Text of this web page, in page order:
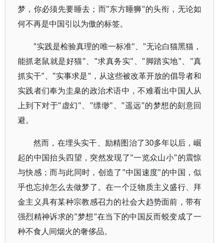
梦，你必须先要睡去；而"东方睡狮"的头衔，无论如
何不再是中国引以为傲的标签。
"实践是检验真理的唯一标准"、"无论白猫黑猫，
能抓老鼠就是好猫"、"求真务实"、"脚踏实地"、"真
抓实干"、"实事求是"，从这些被改革开放的倡导者和
实践者们奉为圭臬的政治术语中，不难看出中国人从
上到下对于"虚幻"、"缥缈"、"遥远"的梦想的刻意回
避。
然而，在埋头实干、励精图治了30多年以后，崛
起的中国抬头四望，突然发现了"一览众山小"的震惊
与快感；而与此同时，创造了"中国速度"的中国，似
乎也忘掉怎么去做梦了。在一个泛物质主义盛行、拜
金主义具有某种宗教感召力的社会大趋势面前，带有
强烈精神诉求的"梦想"在当下的中国反而蜕变成了一
种不食人间烟火的奢侈品。